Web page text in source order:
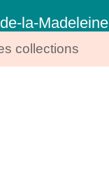
la-Madeleine
collections